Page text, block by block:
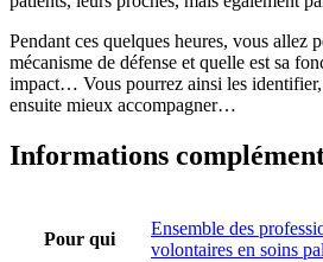
Pendant ces quelques heures, vous allez
mécanisme de défense et quelle est sa
impact… Vous pourrez ainsi les
ensuite mieux accompagner…
Informations
Pour qui
Ensemble des
volontaires en soins